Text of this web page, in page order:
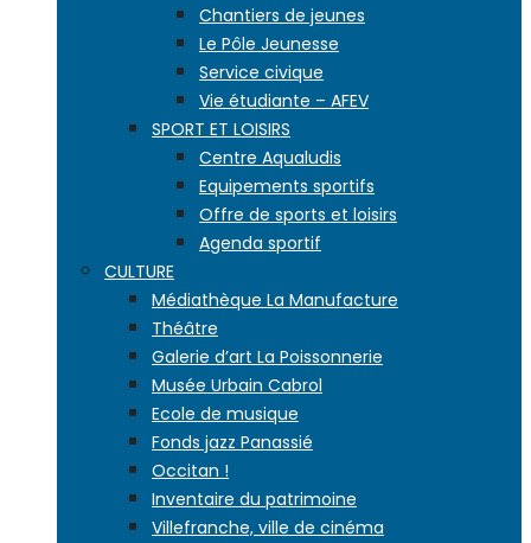
Chantiers de jeunes
Le Pôle Jeunesse
Service civique
Vie étudiante – AFEV
SPORT ET LOISIRS
Centre Aqualudis
Equipements sportifs
Offre de sports et loisirs
Agenda sportif
CULTURE
Médiathèque La Manufacture
Théâtre
Galerie d’art La Poissonnerie
Musée Urbain Cabrol
Ecole de musique
Fonds jazz Panassié
Occitan !
Inventaire du patrimoine
Villefranche, ville de cinéma